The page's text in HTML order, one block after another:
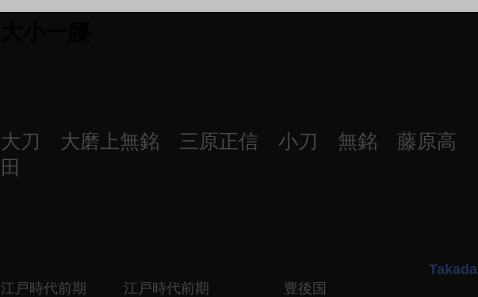
大刀 大磨上無銘 三原正信 小刀 無銘 藤原高
田
江戸時代前期 江戸時代前期 豊後国
Takada